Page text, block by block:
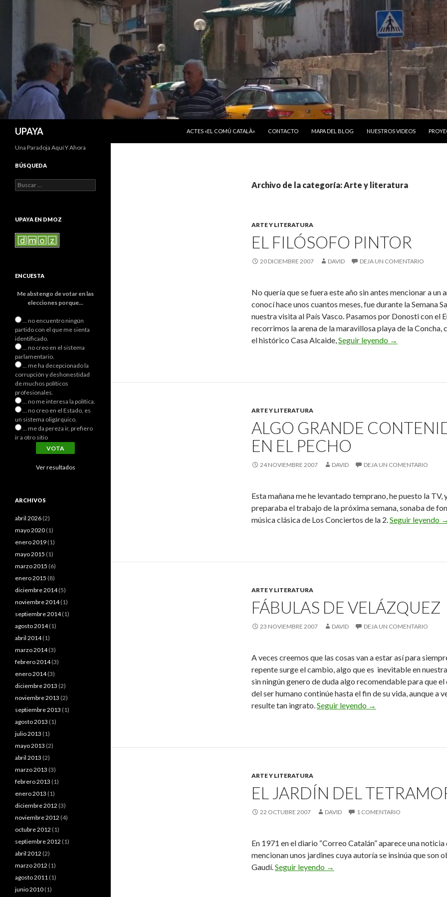
UPAYA
ACTES «EL COMÚ CATALÀ»
CONTACTO MAPA DEL BLOG NUESTROS VIDEOS
Archivo de la categoría: Arte y literatura
ARTE Y LITERATURA
EL FILÓSOFO PINTOR
20 DICIEMBRE 2007 DAVID DEJA UN COMENTARIO
No quería que se fuera este año sin antes mencionar a un
conocí hace unos cuantos meses, fue durante la Semana
nuestra visita al País Vasco. Pasamos por Donosti con el
recorrimos la arena de la maravillosa playa de la Concha,
el histórico Casa Alcaide,Seguir leyendo El filósofo pintor
→
ARTE Y LITERATURA
ALGO GRANDE
EN EL PECHO
24 NOVIEMBRE 2007 DAVID DEJA UN COMENTARIO
Esta mañana me he levantado temprano, he puesto la TV,
preparaba el trabajo de la próxima semana, sonaba de
música clásica de Los Conciertos de la 2.Seguir leyendo →
ARTE Y LITERATURA
FÁBULAS DE VELÁZQUEZ
23 NOVIEMBRE 2007 DAVID DEJA UN COMENTARIO
A veces creemos que las cosas van a estar así para
repente surge el cambio, algo que es inevitable en
sin ningún genero de duda algo recomendable para que
del ser humano continúe hasta el fin de su vida, aunque a
resulte tan ingrato.Seguir leyendo Fábulas de Velázquez
→
ARTE Y LITERATURA
EL JARDÍN DEL
22 OCTUBRE 2007 DAVID 1 COMENTARIO
En 1971 en el diario “Correo Catalán” aparece una noticia
mencionan unos jardines cuya autoría se insinúa que son
Gaudí.Seguir leyendo El jardín del Tetramorfos
→
Una Paradoja Aquí Y Ahora
BÚSQUEDA
Buscar:
UPAYA EN DMOZ
ENCUESTA
Me abstengo de votar en las
elecciones porque...
... no encuentro ningún
partido con el que me sienta
identificado.
... no creo en el sistema
parlamentario.
... me ha decepcionado la
corrupción y deshonestidad
de muchos políticos
profesionales.
... no me interesa la política.
... no creo en el Estado, es
un sistema oligárquico.
... me da pereza ir, prefiero
ir a otro sitio
Ver resultados
ARCHIVOS
abril 2026 (2)
mayo 2020 (1)
enero 2019 (1)
mayo 2015 (1)
marzo 2015 (6)
enero 2015 (8)
diciembre 2014(5)
noviembre 2014(1)
septiembre 2014(1)
agosto 2014(1)
abril 2014(1)
marzo 2014(3)
febrero 2014(3)
enero 2014(3)
diciembre 2013 (2)
noviembre 2013 (2)
septiembre 2013 (1)
agosto 2013 (1)
julio 2013 (1)
mayo 2013 (2)
abril 2013 (2)
marzo 2013 (3)
febrero 2013 (1)
enero 2013 (1)
diciembre 2012 (3)
noviembre 2012 (4)
octubre 2012 (1)
septiembre 2012 (1)
abril 2012 (2)
marzo 2012 (1)
agosto 2011 (1)
junio 2010 (1)